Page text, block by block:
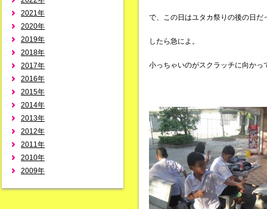
2021年
2020年
2019年
2018年
2017年
2016年
2015年
2014年
2013年
2012年
2011年
2010年
2009年
で、この日はユタカ祭りの後の日だ
したら急によ。
小っちゃいのがスクラッチに向かっ